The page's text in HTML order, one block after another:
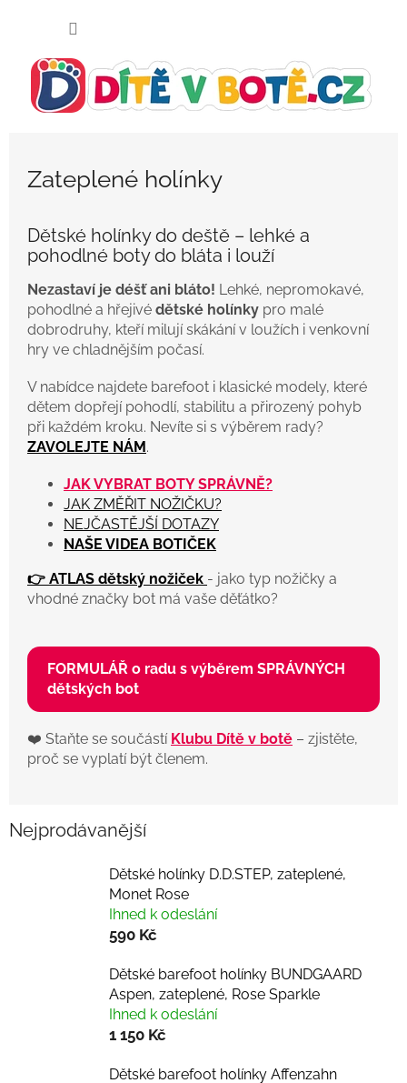
Zateplené holínky
Dětské holínky do deště – lehké a
pohodlné boty do bláta i louží
Nezastaví je déšť ani bláto! Lehké, nepromokavé,
pohodlné a hřejivé dětské holínky pro malé
dobrodruhy, kteří milují skákání v loužích i venkovní
hry ve chladnějším počasí.
V nabídce najdete barefoot i klasické modely, které
dětem dopřejí pohodlí, stabilitu a přirozený pohyb
při každém kroku. Nevíte si s výběrem rady?
ZAVOLEJTE NÁM .
JAK VYBRAT BOTY SPRÁVNĚ?
JAK ZMĚŘIT NOŽIČKU?
NEJČASTĚJŠÍ DOTAZY
NAŠE VIDEA BOTIČEK
👉 ATLAS dětský nožiček - jako typ nožičky a
vhodné značky bot má vaše děťátko?
FORMULÁŘ o radu s výběrem SPRÁVNÝCH
dětských bot
❤️ Staňte se součástí Klubu Dítě v botě – zjistěte,
proč se vyplatí být členem.
Nejprodávanější
Dětské holínky D.D.STEP, zateplené,
Monet Rose
Ihned k odeslání
590 Kč
Dětské barefoot holínky BUNDGAARD
Aspen, zateplené, Rose Sparkle
Ihned k odeslání
1 150 Kč
Dětské barefoot holínky Affenzahn